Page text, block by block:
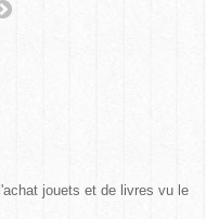
jouets et de livres vu le